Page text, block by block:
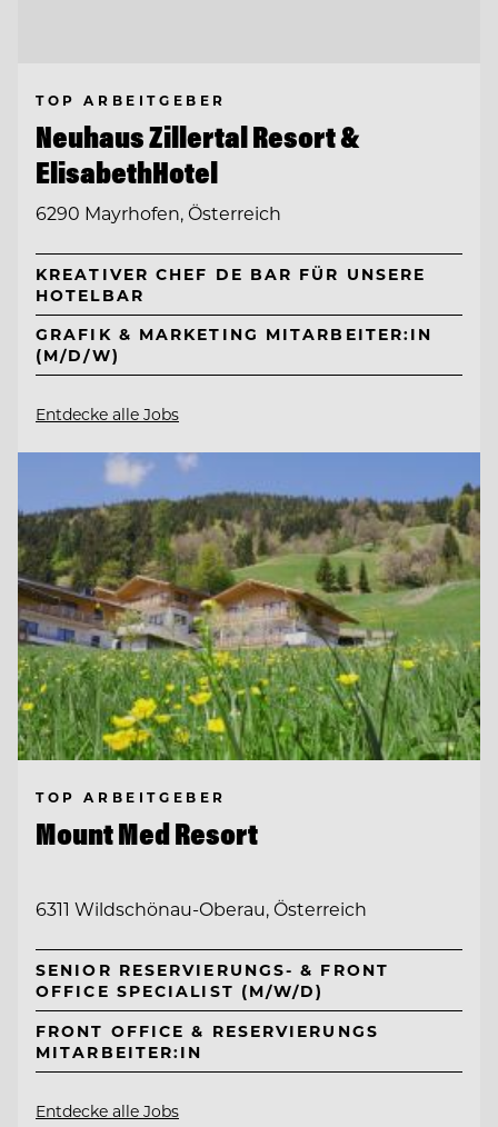
TOP ARBEITGEBER
Neuhaus Zillertal Resort &
ElisabethHotel
6290 Mayrhofen, Österreich
KREATIVER CHEF DE BAR FÜR UNSERE
HOTELBAR
GRAFIK & MARKETING MITARBEITER:IN
(M/D/W)
Entdecke alle Jobs
TOP ARBEITGEBER
Mount Med Resort
6311 Wildschönau-Oberau, Österreich
SENIOR RESERVIERUNGS- & FRONT
OFFICE SPECIALIST (M/W/D)
FRONT OFFICE & RESERVIERUNGS
MITARBEITER:IN
Entdecke alle Jobs